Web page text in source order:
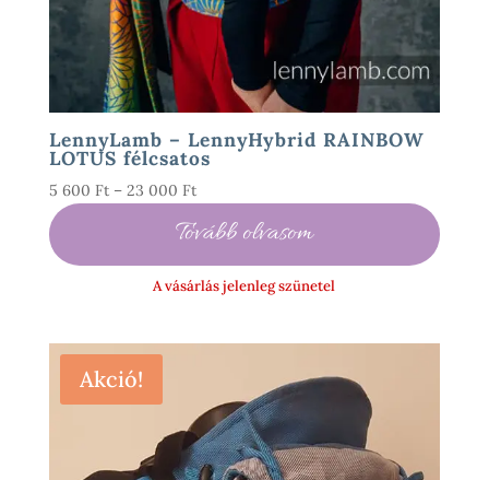
LennyLamb – LennyHybrid RAINBOW
LOTUS félcsatos
5 600 Ft – 23 000 FtÁrtartomány:
600 Ft
-
23
Tovább olvasom
A vásárlás jelenleg szünetel
Akció!